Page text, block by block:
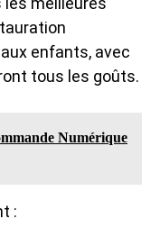
enfants, avec
tous les goûts.
Numérique
: